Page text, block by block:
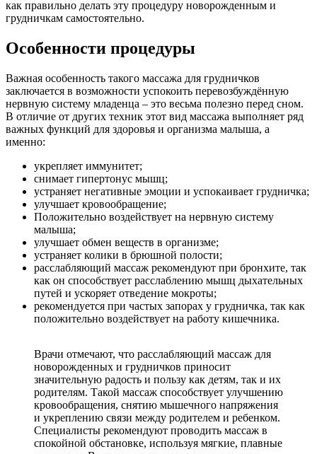
как правильно делать эту процедуру новорожденным и
грудничкам самостоятельно.
Особенности процедуры
Важная особенность такого массажа для грудничков
заключается в возможности успокоить перевозбуждённую
нервную систему младенца – это весьма полезно перед сном.
В отличие от других техник этот вид массажа выполняет ряд
важных функций для здоровья и организма малыша, а
именно:
укрепляет иммунитет;
снимает гипертонус мышц;
устраняет негативные эмоции и успокаивает грудничка;
улучшает кровообращение;
Положительно воздействует на нервную систему
малыша;
улучшает обмен веществ в организме;
устраняет колики в брюшной полости;
расслабляющий массаж рекомендуют при бронхите, так
как он способствует расслаблению мышц дыхательных
путей и ускоряет отведение мокроты;
рекомендуется при частых запорах у грудничка, так как
положительно воздействует на работу кишечника.
Врачи отмечают, что расслабляющий массаж для
новорожденных и грудничков приносит
значительную радость и пользу как детям, так и их
родителям. Такой массаж способствует улучшению
кровообращения, снятию мышечного напряжения
и укреплению связи между родителем и ребенком.
Специалисты рекомендуют проводить массаж в
спокойной обстановке, используя мягкие, плавные